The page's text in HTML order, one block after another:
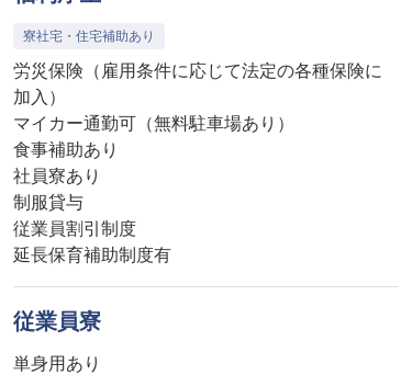
寮社宅・住宅補助あり
労災保険（雇用条件に応じて法定の各種保険に
加入）
マイカー通勤可（無料駐車場あり）
食事補助あり
社員寮あり
制服貸与
従業員割引制度
延長保育補助制度有
従業員寮
単身用あり